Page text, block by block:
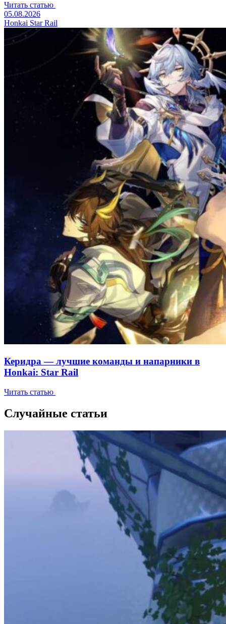
Читать статью
05.08.2026
Honkai Star Rail
Керидра — лучшие команды и напарники в
Honkai: Star Rail
Читать статью
Случайные статьи